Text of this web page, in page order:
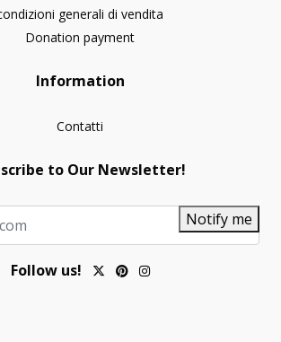
generali di vendita
Donation payment
Information
Contatti
to Our Newsletter!
Notify me
Follow us!